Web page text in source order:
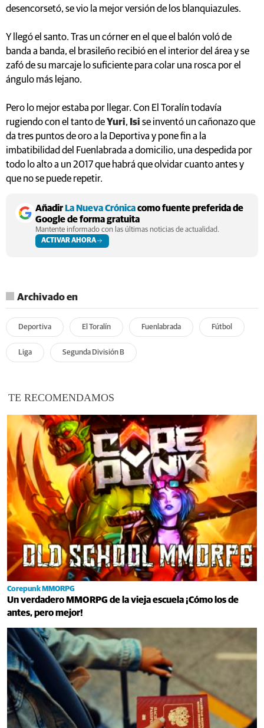
desencorsetó, se vio la mejor versión de los blanquiazules.
Y llegó el santo. Tras un córner en el que el balón voló de
banda a banda, el brasileño recibió en el interior del área y se
zafó de su marcaje lo suficiente para colar una rosca por el
ángulo más lejano.
Pero lo mejor estaba por llegar. Con El Toralín todavía
rugiendo con el tanto deYuri, Isi se inventó un cañonazo que
da tres puntos de oro a la Deportiva y pone fin a la
imbatibilidad del Fuenlabrada a domicilio, una despedida por
todo lo alto a un 2017 que habrá que olvidar cuanto antes y
que no se puede repetir.
AñadirLa Nueva Crónicacomo fuente preferida de
Google de forma gratuita
Mantente informado con las últimas noticias de actualidad.
ACTIVAR AHORA
Archivado en
Deportiva El Toralín Fuenlabrada Fútbol
Liga Segunda División B
TE RECOMENDAMOS
Corepunk MMORPG
Un verdadero MMORPG de la vieja escuela ¡Cómo los de
antes, pero mejor!